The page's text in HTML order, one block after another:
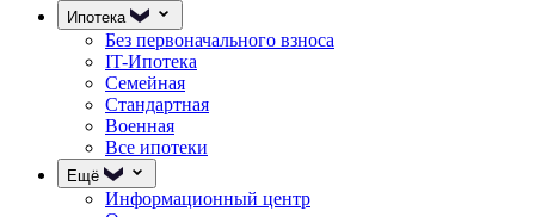
Ипотека
Без первоначального взноса
IT-Ипотека
Семейная
Стандартная
Военная
Все ипотеки
Ещё
Информационный центр